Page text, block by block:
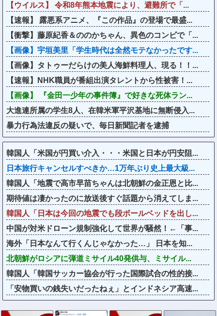
【ウイルス】 令和8年熊本地震により、避難所で「...
【速報】 露悪系アニメ、『この作品』の登場で最盛...
【衝撃】藤原紀香＆ののかちゃん、異色のコンビで「...
【画像】宇垣美里「学生時代は全然モテなかったです...
【画像】タトゥーだらけの美人海鮮料理人、現る！！...
【速報】NHK職員が番組出演タレントから性被害！...
【画像】 『金田一少年の事件簿』で好きな死体ラン...
大進連所属の学生8人、在韓米軍平沢基地に無断侵入...
暴力行為法違反の疑いで、毎日新聞記者を逮捕
韓国人「米国が円買い介入・・・米国と日本が円安阻...
日本旅行キャンセルすべきか…1万年ぶり史上最大級...
韓国人「地震で高市早苗ちゃんは北朝鮮の金正恩と比...
期待値は凄かったのに放送後すぐ話題から消えてしま...
韓国人「日本は今回の地震でも段ボールベッドを出し...
中国が対米ドローン規制強化して世界が騒然！←「事...
海外「日本なんて行くんじゃなかった…」 日本を知...
北朝鮮がロシアに弾道ミサイル40発供与、ミサイル...
韓国人「韓国サッカー協会が行った国際試合の性的接...
「安物買いの銭失いだったねぇ」とインドネシア高速...